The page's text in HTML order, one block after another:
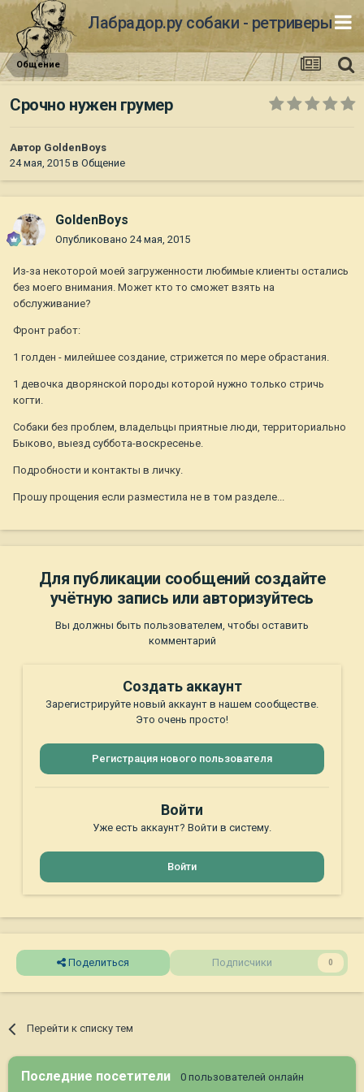
Лабрадор.ру собаки - ретриверы
Общение
Срочно нужен грумер
Автор GoldenBoys
24 мая, 2015 в Общение
GoldenBoys
Опубликовано 24 мая, 2015
Из-за некоторой моей загруженности любимые клиенты остались
без моего внимания. Может кто то сможет взять на
обслуживание?
Фронт работ:
1 голден - милейшее создание, стрижется по мере обрастания.
1 девочка дворянской породы которой нужно только стричь
когти.
Собаки без проблем, владельцы приятные люди, территориально
Быково, выезд суббота-воскресенье.
Подробности и контакты в личку.
Прошу прощения если разместила не в том разделе...
Для публикации сообщений создайте
учётную запись или авторизуйтесь
Вы должны быть пользователем, чтобы оставить
комментарий
Создать аккаунт
Зарегистрируйте новый аккаунт в нашем сообществе.
Это очень просто!
Регистрация нового пользователя
Войти
Уже есть аккаунт? Войти в систему.
Войти
Поделиться Подписчики 0
Перейти к списку тем
Последние посетители 0 пользователей онлайн